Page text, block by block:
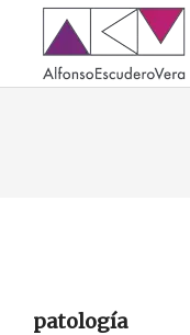
patología